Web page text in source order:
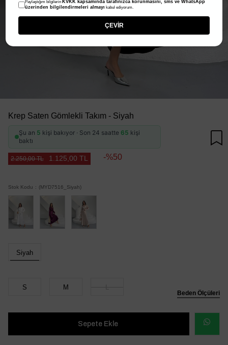
Krep Saten Gömlekli Takım - Siyah
Şu an 5 kişi bakıyor · Son 24 saatte 65 kişi
baktı
2.250,00 TL 1.125,00 TL 50
Stok Kodu (MYD7516_Siyah)
Beden Ölçüleri
Siyah
S M
Paylaştığım bilgilerin KVKK kapsamında tarafınızca korunmasını, sms ve WhatsApp
üzerinden bilgilendirmeleri almayı kabul ediyorum.
ÇEVİR